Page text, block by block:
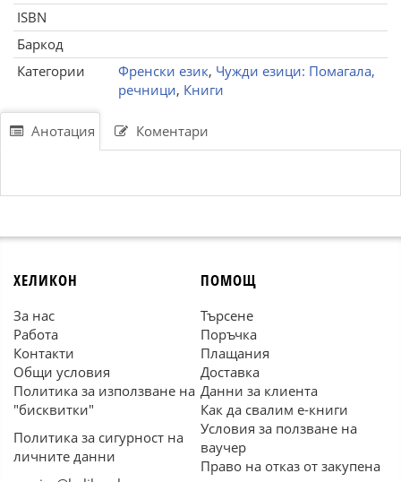
ISBN
Баркод
Категории
Френски език, Чужди езици: Помагала,
речници, Книги
Анотация Коментари
ХЕЛИКОН
За нас
Работа
Контакти
Общи условия
Политика за използване на
"бисквитки"
Политика за сигурност на
личните данни
ПОМОЩ
Търсене
Поръчка
Плащания
Доставка
Данни за клиента
Как да свалим е-книги
Условия за ползване на
ваучер
Право на отказ от закупена